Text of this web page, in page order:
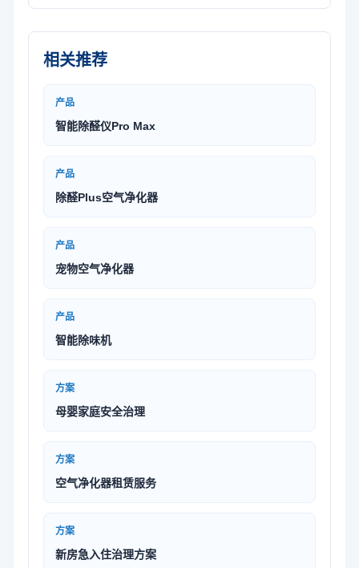
相关推荐
产品
智能除醛仪Pro Max
产品
除醛Plus空气净化器
产品
宠物空气净化器
产品
智能除味机
方案
母婴家庭安全治理
方案
空气净化器租赁服务
方案
新房急入住治理方案